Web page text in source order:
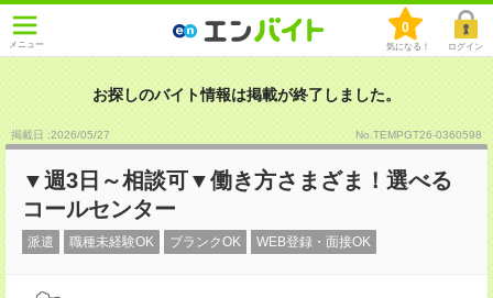
メニュー
0
気になる！ ログイン
お探しのバイト情報は掲載が終了しました。
掲載日 :2026/05/27 No.TEMPGT26-0360598
▼週3日～相談可▼働き方さまざま！選べる
コールセンター
派遣 職種未経験OK ブランクOK WEB登録・面接OK